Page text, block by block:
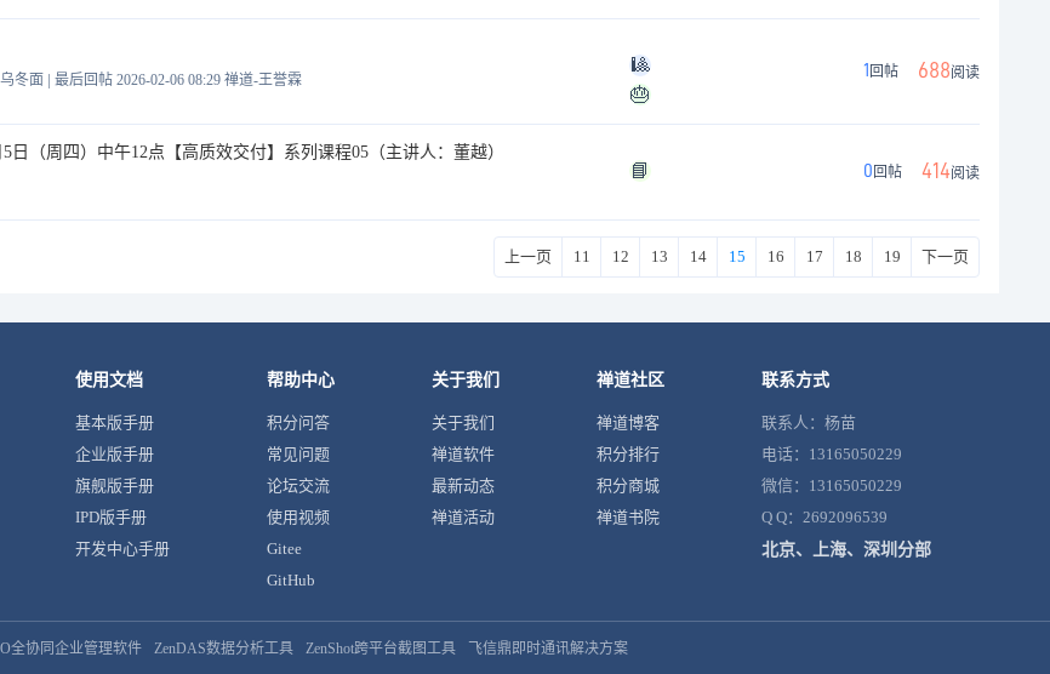
冬面 | 最后回帖 2026-02-06 08:29 禅道-王誉霖
🎱
🎂
1 回帖 688阅读
5日（周四）中午12点【高质效交付】系列课程05（主讲人：董越）
📘 0 回帖 414阅读
上一页 11 12 13 14 15 16 17 18 19 下一页
使用文档
基本版手册
企业版手册
旗舰版手册
IPD版手册
开发中心手册
帮助中心
积分问答
常见问题
论坛交流
使用视频
Gitee
GitHub
关于我们
关于我们
禅道软件
最新动态
禅道活动
禅道社区
禅道博客
积分排行
积分商城
禅道书院
联系方式
联系人：杨苗
电话：13165050229
微信：13165050229
Q Q：2692096539
北京、上海、深圳分部
全协同企业管理软件 ZenDAS数据分析工具 ZenShot跨平台截图工具 飞信鼎即时通讯解决方案